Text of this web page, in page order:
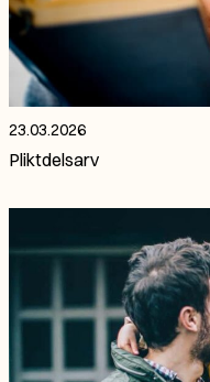
23.03.2026
Pliktdelsarv